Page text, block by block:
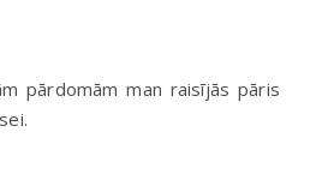
pārdomām man raisījās pāris